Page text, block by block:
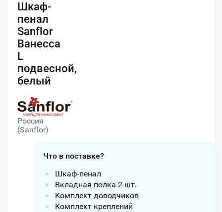
Шкаф-
пенал
Sanflor
Ванесса
L
подвесной,
белый
Россия
(Sanflor)
Что в поставке?
Шкаф-пенал
Вкладная полка 2 шт.
Комплект доводчиков
Комплект креплений